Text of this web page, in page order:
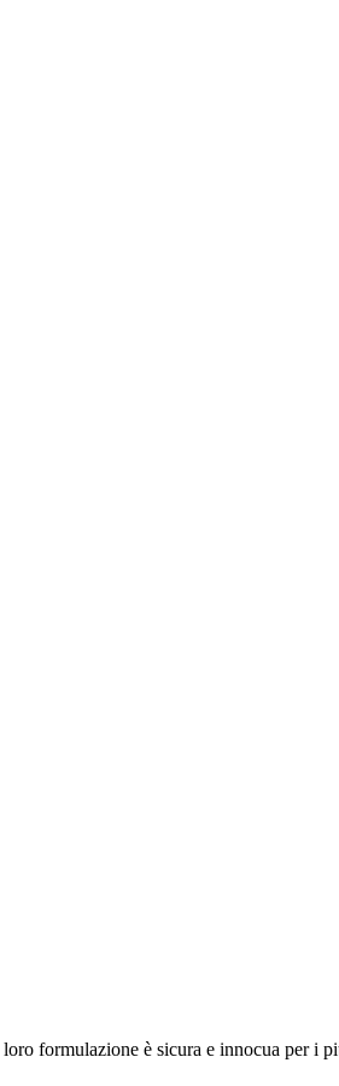
formulazione è sicura e innocua per i